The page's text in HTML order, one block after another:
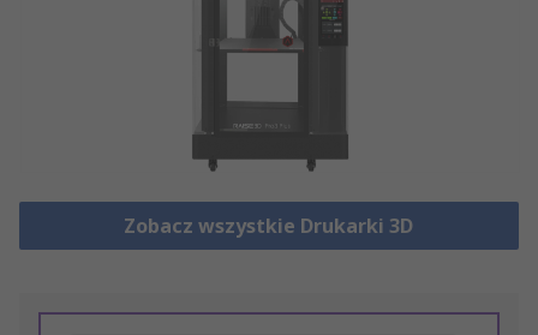
Zobacz wszystkie Drukarki 3D